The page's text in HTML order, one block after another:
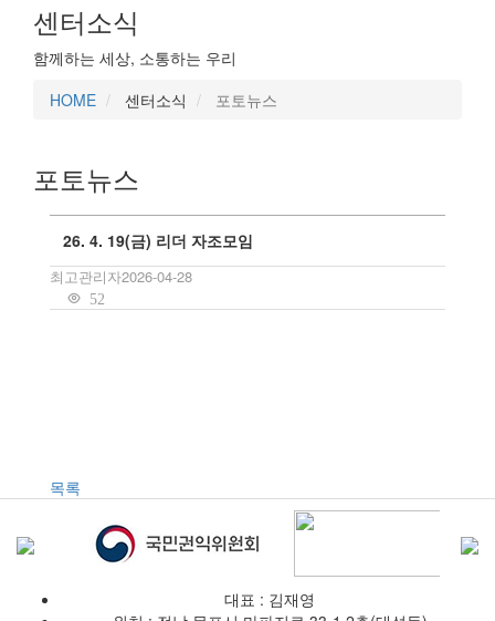
센터소식
함께하는 세상, 소통하는 우리
HOME
센터소식 포토뉴스
포토뉴스
26. 4. 19(금) 리더 자조모임
최고관리자2026-04-28
52
목록
대표 : 김재영